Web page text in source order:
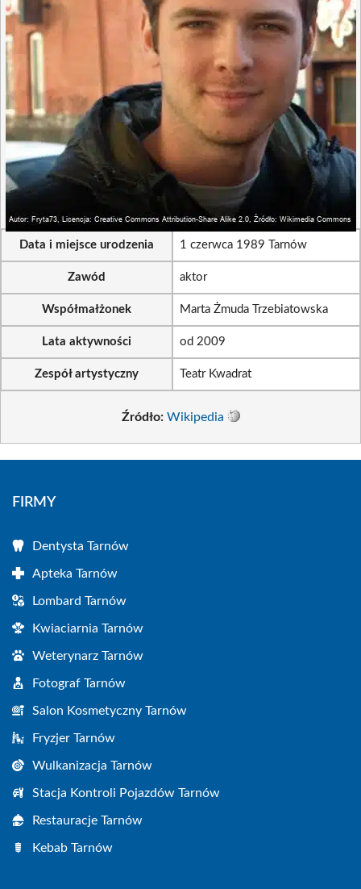
Data i miejsce urodzenia 1 czerwca 1989 Tarnów
Zawód aktor
Współmałżonek Marta Żmuda Trzebiatowska
Lata aktywności od 2009
Zespół artystyczny Teatr Kwadrat
Źródło: Wikipedia
FIRMY
Dentysta Tarnów
Apteka Tarnów
Lombard Tarnów
Kwiaciarnia Tarnów
Weterynarz Tarnów
Fotograf Tarnów
Salon Kosmetyczny Tarnów
Fryzjer Tarnów
Wulkanizacja Tarnów
Stacja Kontroli Pojazdów Tarnów
Restauracje Tarnów
Kebab Tarnów